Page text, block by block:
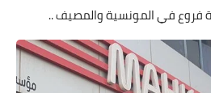
فروع في المونسية والمصيف ..